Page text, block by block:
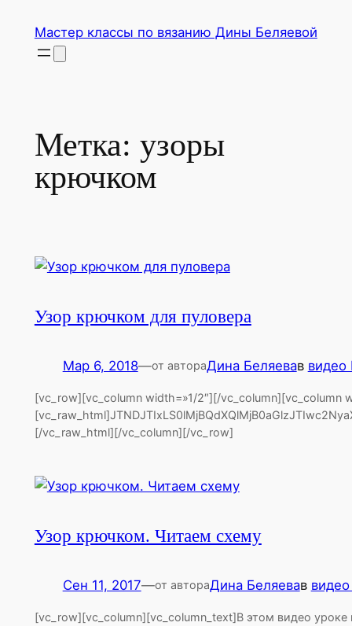
содержимому
Мастер классы по вязанию Дины Беляевой
Метка: узоры
крючком
Узор крючком для пуловера
Мар 6, 2018—от автораДина Беляевав
[vc_row][vc_column width=»1/2″][/vc_column][vc_column
[/vc_raw_html][/vc_column][/vc_row]
Узор крючком. Читаем схему
Сен 11, 2017—от автораДина Беляевав
[vc_row][vc_column][vc_column_text]В этом видео уроке